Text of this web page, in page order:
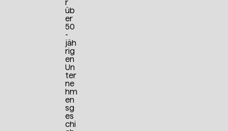
r
üb
er
50
-
jäh
rig
en
Un
ter
ne
hm
en
sg
es
chi